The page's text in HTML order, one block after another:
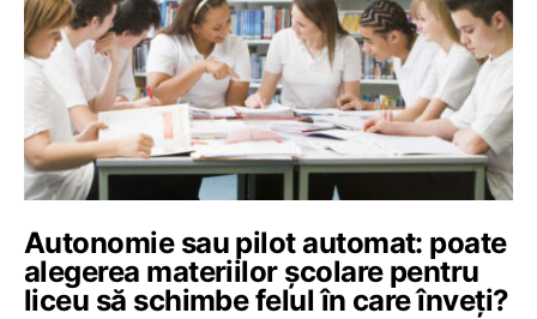
Autonomie sau pilot automat: poate
alegerea materiilor școlare pentru
liceu să schimbe felul în care înveți?